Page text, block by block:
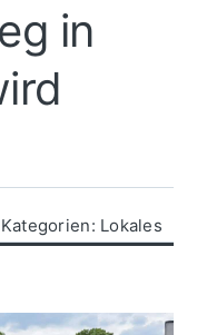
in
Kategorien: Lokales